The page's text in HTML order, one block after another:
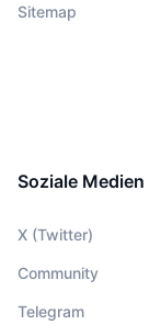
Sitemap
Soziale Medien
X (Twitter)
Community
Telegram